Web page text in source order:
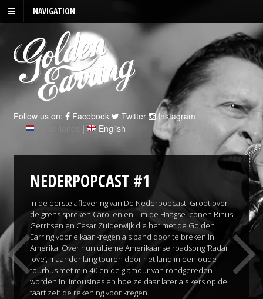
NAVIGATION
Follow us on: Facebook Twitter
Instagram
| English
NEDERPOPCAST #1
In de eerste aflevering van De Nederpopcast: Groot over
de grens spreken Carolien en Tim de Haagse iconen Rinus
Gerritsen en Cesar Zuiderwijk die het met de Golden
Earring voor elkaar kregen als band door te breken in
Amerika. Over hun ultieme Amerikaanse roadsong ‘Radar
love’, maandenlang touren door het land in een oude
tourbus met min 40 en de glamour van rondgereden
worden in limousines en hoe ze daar later als kers op de
taart zelf de rekening voor kregen.